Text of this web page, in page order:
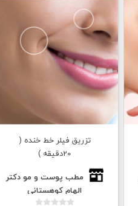
تزریق فيلر خط خنده (
20دقیقه )
مطب پوست و مو دكتر
الهام كوهستانى